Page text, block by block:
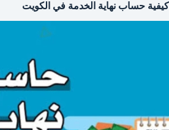
كيفية حساب نهاية الخدمة في الكويت